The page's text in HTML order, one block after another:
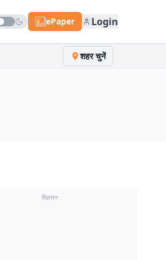
ePaper Login
शहर चुनें
विज्ञापन